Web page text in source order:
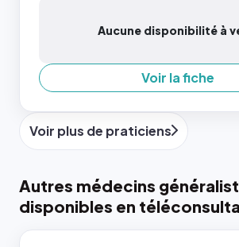
Aucune disponibilité à
Voir la fiche
Voir plus de praticiens
Autres médecins
disponibles en